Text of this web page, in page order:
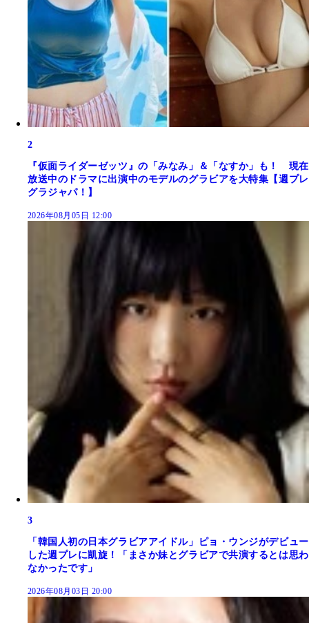
2
『仮面ライダーゼッツ』の「みなみ」＆「なすか」も！ 現在
放送中のドラマに出演中のモデルのグラビアを大特集【週プレ
グラジャパ！】
2026年08月05日 12:00
3
「韓国人初の日本グラビアアイドル」ピョ・ウンジがデビュー
した週プレに凱旋！「まさか妹とグラビアで共演するとは思わ
なかったです」
2026年08月03日 20:00